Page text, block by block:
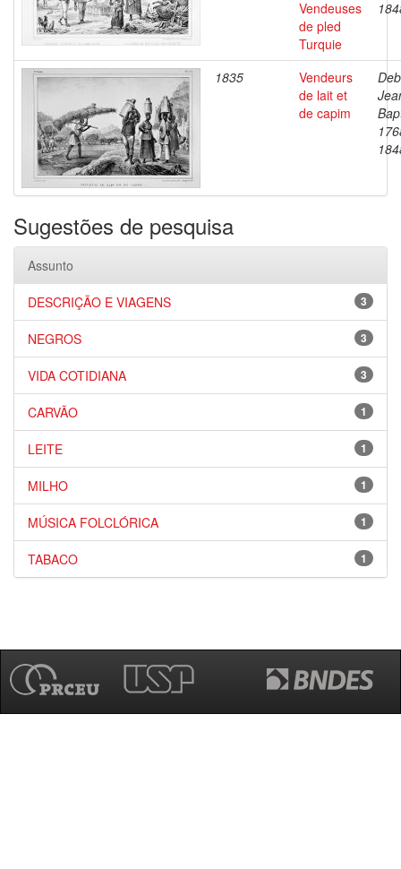
Vendeuses
de pled
Turquie
1835
Vendeurs
de lait et
de capim
Sugestões de pesquisa
Assunto
3
DESCRIÇÃO E VIAGENS
3
NEGROS
3
VIDA COTIDIANA
1
CARVÃO
1
LEITE
1
MILHO
1
MÚSICA FOLCLÓRICA
1
TABACO